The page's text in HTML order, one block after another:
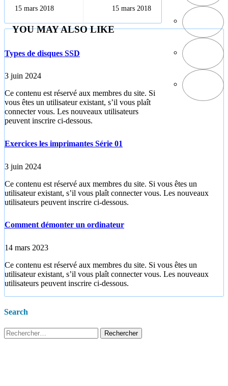
ordinateur
15 mars 2018
architecture des
ordinateurs
15 mars 2018
YOU MAY ALSO LIKE
Types de disques SSD
3 juin 2024
Ce contenu est réservé aux membres du site. Si
vous êtes un utilisateur existant, s’il vous plaît
connecter vous. Les nouveaux utilisateurs
peuvent inscrire ci-dessous.
Exercices les imprimantes Série 01
3 juin 2024
Ce contenu est réservé aux membres du site. Si vous êtes un
utilisateur existant, s’il vous plaît connecter vous. Les nouveaux
utilisateurs peuvent inscrire ci-dessous.
Comment démonter un ordinateur
14 mars 2023
Ce contenu est réservé aux membres du site. Si vous êtes un
utilisateur existant, s’il vous plaît connecter vous. Les nouveaux
utilisateurs peuvent inscrire ci-dessous.
Search
Rechercher :